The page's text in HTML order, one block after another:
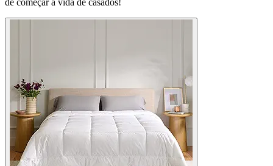
de começar a vida de casados!